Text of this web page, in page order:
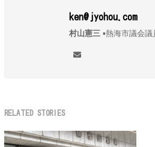
ken@jyohou.com
村山憲三 ▪︎熱海市議
RELATED STORIES